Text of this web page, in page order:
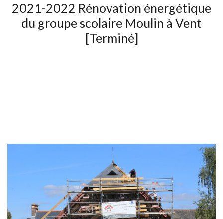
2021-2022 Rénovation énergétique
du groupe scolaire Moulin à Vent
[Terminé]